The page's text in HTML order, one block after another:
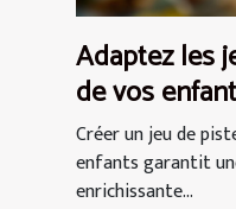
Adaptez les
de vos
pratiques
Créer un jeu de
enfants garantit
enrichissante...